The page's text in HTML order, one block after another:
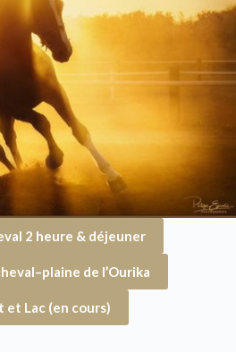
2 heure & déjeuner
–plaine de l’Ourika
et Lac (en cours)